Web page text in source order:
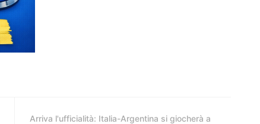
Arriva l'ufficialità: Italia-Argentina si giocherà a